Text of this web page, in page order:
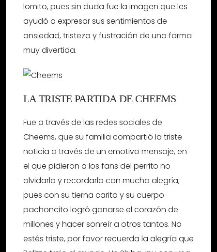
lomito, pues sin duda fue la imagen que les
ayudó a expresar sus sentimientos de
ansiedad, tristeza y fustración de una forma
muy divertida.
LA TRISTE PARTIDA DE CHEEMS
Fue a través de las redes sociales de
Cheems, que su familia compartió la triste
noticia a través de un emotivo mensaje, en
el que pidieron a los fans del perrito no
olvidarlo y recordarlo con mucha alegría,
pues con su tierna carita y su cuerpo
pachoncito logró ganarse el corazón de
millones y hacer sonreír a otros tantos. No
estés triste, por favor recuerda la alegría que